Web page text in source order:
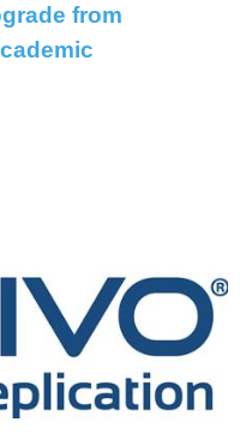
from